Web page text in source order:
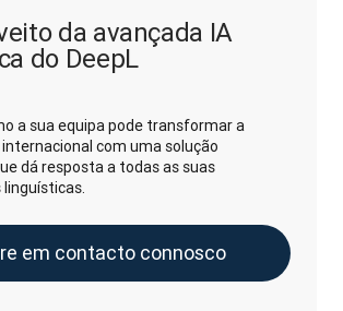
da avançada IA
do DeepL
a sua equipa pode transformar a
com uma solução
dá resposta a todas as suas
em contacto connosco